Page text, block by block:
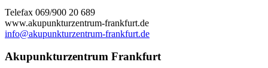
Telefax 069/900 20 689
www.akupunkturzentrum-frankfurt.de
info@akupunkturzentrum-frankfurt.de
Akupunkturzentrum Frankfurt